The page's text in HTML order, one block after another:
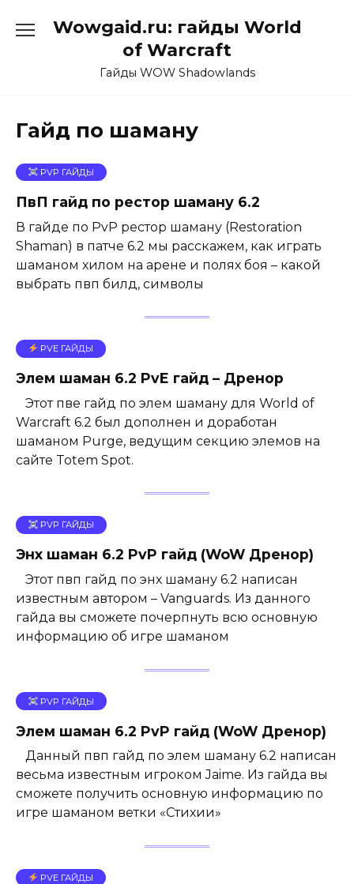
Wowgaid.ru: гайды World
of Warcraft
Гайды WOW Shadowlands
Гайд по шаману
PVP ГАЙДЫ
ПвП гайд по рестор шаману 6.2
В гайде по PvP рестор шаману (Restoration
Shaman) в патче 6.2 мы расскажем, как играть
шаманом хилом на арене и полях боя – какой
выбрать пвп билд, символы
PVE ГАЙДЫ
Элем шаман 6.2 PvE гайд – Дренор
Этот пве гайд по элем шаману для World of
Warcraft 6.2 был дополнен и доработан
шаманом Purge, ведущим секцию элемов на
сайте Totem Spot.
PVP ГАЙДЫ
Энх шаман 6.2 PvP гайд (WoW Дренор)
Этот пвп гайд по энх шаману 6.2 написан
известным автором – Vanguards. Из данного
гайда вы сможете почерпнуть всю основную
информацию об игре шаманом
PVP ГАЙДЫ
Элем шаман 6.2 PvP гайд (WoW Дренор)
Данный пвп гайд по элем шаману 6.2 написан
весьма известным игроком Jaime. Из гайда вы
сможете получить основную информацию по
игре шаманом ветки «Стихии»
PVE ГАЙДЫ